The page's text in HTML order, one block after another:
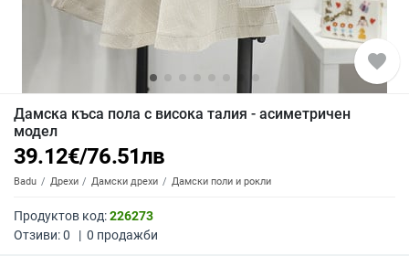
favorite
Дамска къса пола с висока талия - асиметричен
модел
39.12€/76.51лв
Badu Дрехи Дамски дрехи Дамски поли и рокли
Продуктов код:226273
Отзиви:0 | 0 продажби